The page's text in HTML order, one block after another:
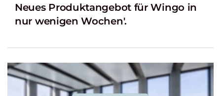
Neues Produktangebot für Wingo in
nur wenigen Wochen'.